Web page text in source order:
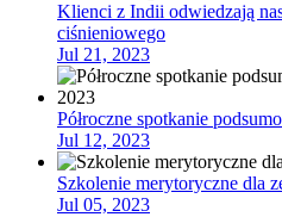
Klienci z Indii odwiedzają
ciśnieniowego
Jul 21, 2023
Półroczne spotkanie
Jul 12, 2023
Szkolenie merytoryczne dla
Jul 05, 2023